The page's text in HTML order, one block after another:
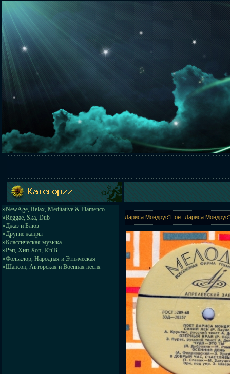
»NewAge, Relax, Meditative & Flamenco
»Reggae, Ska, Dub
»Джаз и Блюз
»Другие жанры
»Классическая музыка
»Рэп, Хип-Хоп, R'n'B
»Фольклор, Народная и Этническая
»Шансон, Авторская и Военная песня
Лариса Мондрус"Поёт Лариса